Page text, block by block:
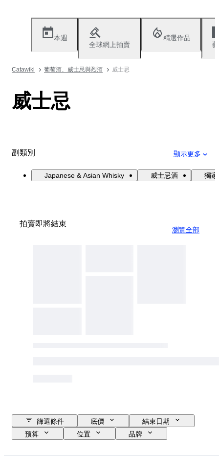
本週
全球網上拍賣
精選作品
Catawiki 葡萄酒、威士忌與烈酒 威士忌
威士忌
副類別 顯示更多
Japanese & Asian Whisky 威士忌酒 獨
拍賣即將結束
瀏覽全部
篩選條件 底價
結束日期
预算
位置
品牌